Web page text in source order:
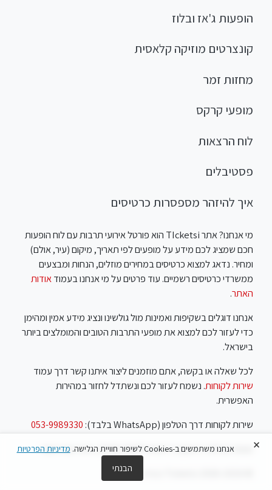
הופעות ג'אז ובלוז
קונצרטים מוזיקה קלאסית
מחזות זמר
מופעי קרקס
לוח הרצאות
פסטיבלים
איך להיזהר מספסרות כרטיסים
מי אנחנו? אתר TIcketsi הוא פורטל אירועי תרבות עם לוח הופעות
חכם שמציג לכם מידע על מופעים לפי תאריך, מיקום (עיר, אולם)
ומחיר. נדאג למצוא כרטיסים במחירים מוזלים, הנחות ומבצעים
ממשרדי כרטיסים רשמיים. עוד פרטים על מי אנחנו בעמודאודות
האתר.
אנחנו דוגלים בשקיפות ואמינות מול גולשינו ונציג מידע אמין ומהימן
כדי לעזור לכם למצוא את מופעי התרבות הטובים והמומלצים ביותר
בישראל.
לכל שאלה או בקשה, אתם מוזמנים ליצור איתנו קשר דרך עמוד
שירות לקוחות. נשמח לעזור לכם ונשתדל לחזור במהירות
האפשרית.
שירות לקוחות דרך הטלפון (WhatsApp בלבד):
053-9989330
שעות פעילות: ראשון עד חמישי 10:00-18:00, שישי שבת סגור
Feels
× אנחנו משתמשים ב-Cookies לשיפור חוויית הגלישה. מדיניות הפרטיות
הבנתי